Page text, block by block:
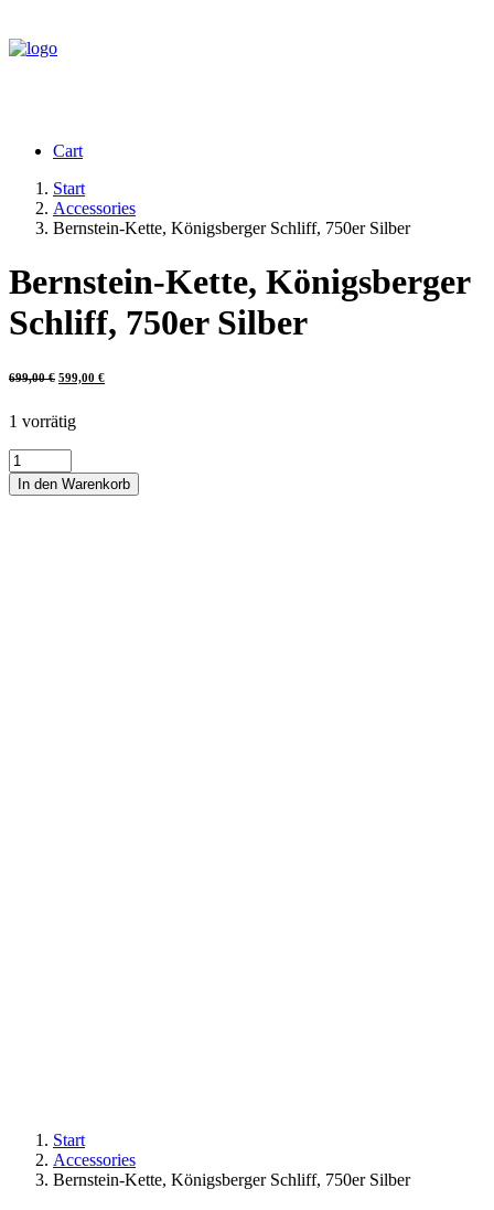
Cart
Start
Accessories
Bernstein-Kette, Königsberger Schliff, 750er Silber
Bernstein-Kette, Königsberger
Schliff, 750er Silber
699,00€ Ursprünglicher
699,00 €
599,00 €Aktueller
1 vorrätig
Bernstein-
Kette,
Königsberger
In den Warenkorb
Start
Accessories
Bernstein-Kette, Königsberger Schliff, 750er Silber